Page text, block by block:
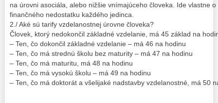
na úrovni asociála, alebo nižšie vnímajúceho človeka. Ide vlastne
finančného nedostatku každého jedinca.
2./ Aké sú tarify vzdelanostnej úrovne človeka?
Človek, ktorý nedokončil základné vzdelanie, má 45 základ na
– Ten, čo dokončil základné vzdelanie – má 46 na hodinu
– Ten, čo má strednú školu bez maturity – má 47 na hodinu
– Ten, čo má maturitu, má 48 na hodinu
– Ten, čo má vysokú školu – má 49 na hodinu
– Ten, čo má doktorát a všelijaké nadstavby vzdelanostné, má 50